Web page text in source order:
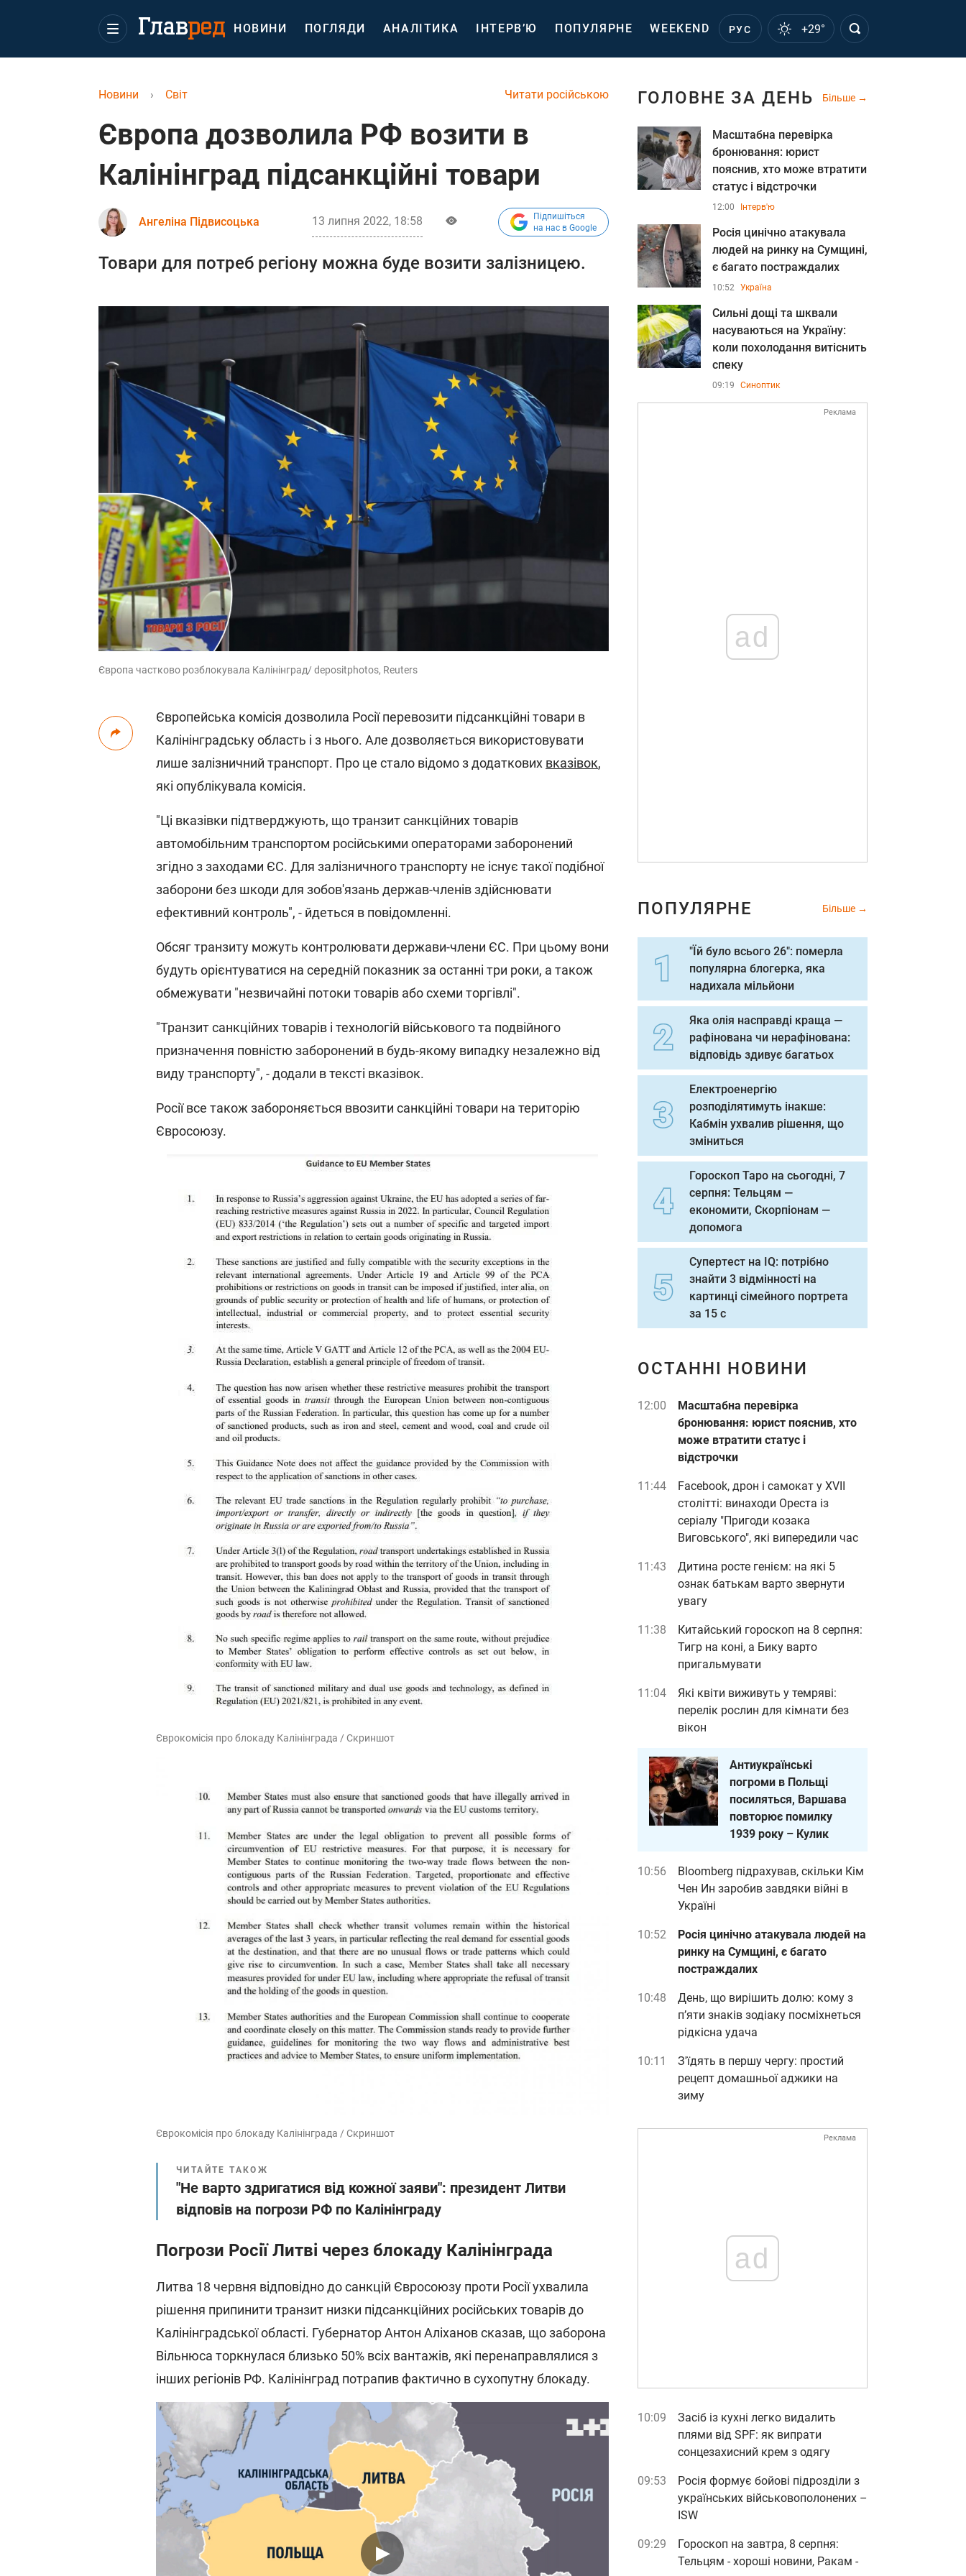
НОВИНИ ПОГЛЯДИ АНАЛІТИКА ІНТЕРВ’Ю ПОПУЛЯРНЕ WEEKEND РУС +29°
Читати російською
Новини › Світ
Європа дозволила РФ возити в
Калінінград підсанкційні товари
Ангеліна Підвисоцька 13 липня 2022, 18:58
Підпишіться
на нас в Google
Товари для потреб регіону можна буде возити залізницею.
Європа частково розблокувала Калінінград/ depositphotos, Reuters
Європейська комісія дозволила Росії перевозити підсанкційні товари в
Калінінградську область і з нього. Але дозволяється використовувати
лише залізничний транспорт. Про це стало відомо з додаткових вказівок,
які опублікувала комісія.
"Ці вказівки підтверджують, що транзит санкційних товарів
автомобільним транспортом російськими операторами заборонений
згідно з заходами ЄС. Для залізничного транспорту не існує такої подібної
заборони без шкоди для зобов'язань держав-членів здійснювати
ефективний контроль", - йдеться в повідомленні.
Обсяг транзиту можуть контролювати держави-члени ЄС. При цьому вони
будуть орієнтуватися на середній показник за останні три роки, а також
обмежувати "незвичайні потоки товарів або схеми торгівлі".
"Транзит санкційних товарів і технологій військового та подвійного
призначення повністю заборонений в будь-якому випадку незалежно від
виду транспорту", - додали в тексті вказівок.
Росії все також забороняється ввозити санкційні товари на територію
Євросоюзу.
Єврокомісія про блокаду Калінінграда / Скриншот
Єврокомісія про блокаду Калінінграда / Скриншот
ЧИТАЙТЕ ТАКОЖ
"Не варто здригатися від кожної заяви": президент Литви
відповів на погрози РФ по Калінінграду
Погрози Росії Литві через блокаду Калінінграда
Литва 18 червня відповідно до санкцій Євросоюзу проти Росії ухвалила
рішення припинити транзит низки підсанкційних російських товарів до
Калінінградської області. Губернатор Антон Аліханов сказав, що заборона
Вільнюса торкнулася близько 50% всіх вантажів, які перенаправлялися з
інших регіонів РФ. Калінінград потрапив фактично в сухопутну блокаду.
ГОЛОВНЕ ЗА ДЕНЬ Більше
Масштабна перевірка
бронювання: юрист
пояснив, хто може втратити
статус і відстрочки
12:00 Інтерв'ю
Росія цинічно атакувала
людей на ринку на Сумщині,
є багато постраждалих
10:52 Україна
Сильні дощі та шквали
насуваються на Україну:
коли похолодання витіснить
спеку
09:19 Синоптик
Реклама
ad
ПОПУЛЯРНЕ Більше
"Їй було всього 26": померла
популярна блогерка, яка
надихала мільйони
Яка олія насправді краща —
рафінована чи нерафінована:
відповідь здивує багатьох
Електроенергію
розподілятимуть інакше:
Кабмін ухвалив рішення, що
зміниться
Гороскоп Таро на сьогодні, 7
серпня: Тельцям —
економити, Скорпіонам —
допомога
Супертест на IQ: потрібно
знайти 3 відмінності на
картинці сімейного портрета
за 15 с
ОСТАННІ НОВИНИ
12:00
Масштабна перевірка
бронювання: юрист пояснив, хто
може втратити статус і
відстрочки
11:44
Facebook, дрон і самокат у XVII
столітті: винаходи Ореста із
серіалу "Пригоди козака
Виговського", які випередили час
11:43
Дитина росте генієм: на які 5
ознак батькам варто звернути
увагу
11:38
Китайський гороскоп на 8 серпня:
Тигр на коні, а Бику варто
пригальмувати
11:04
Які квіти виживуть у темряві:
перелік рослин для кімнати без
вікон
Антиукраїнські
погроми в Польщі
посиляться, Варшава
повторює помилку
1939 року – Кулик
10:56
Bloomberg підрахував, скільки Кім
Чен Ин заробив завдяки війні в
Україні
10:52
Росія цинічно атакувала людей на
ринку на Сумщині, є багато
постраждалих
10:48
День, що вирішить долю: кому з
п’яти знаків зодіаку посміхнеться
рідкісна удача
10:11
З'їдять в першу чергу: простий
рецепт домашньої аджики на
зиму
Реклама
ad
10:09
Засіб із кухні легко видалить
плями від SPF: як випрати
сонцезахисний крем з одягу
09:53
Росія формує бойові підрозділи з
українських військовополонених –
ISW
09:29
Гороскоп на завтра, 8 серпня:
Тельцям - хороші новини, Ракам -